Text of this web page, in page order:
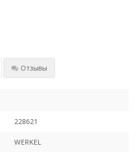
Отзывы
228621
WERKEL